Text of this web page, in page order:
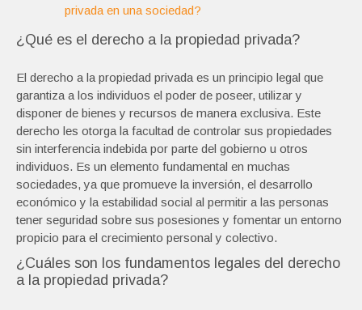
privada en una sociedad?
¿Qué es el derecho a la propiedad privada?
El derecho a la propiedad privada es un principio legal que
garantiza a los individuos el poder de poseer, utilizar y
disponer de bienes y recursos de manera exclusiva. Este
derecho les otorga la facultad de controlar sus propiedades
sin interferencia indebida por parte del gobierno u otros
individuos. Es un elemento fundamental en muchas
sociedades, ya que promueve la inversión, el desarrollo
económico y la estabilidad social al permitir a las personas
tener seguridad sobre sus posesiones y fomentar un entorno
propicio para el crecimiento personal y colectivo.
¿Cuáles son los fundamentos legales del derecho
a la propiedad privada?